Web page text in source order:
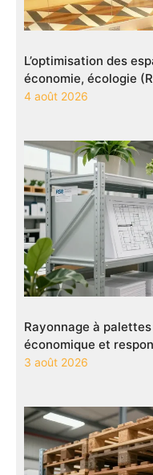
L’optimisation des
économie, écologie
4 août 2026
Rayonnage à
économique et
3 août 2026